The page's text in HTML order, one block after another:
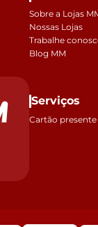
Sobre a Lojas
Nossas Lojas
Trabalhe
Blog MM
Serviços
Cartão presente